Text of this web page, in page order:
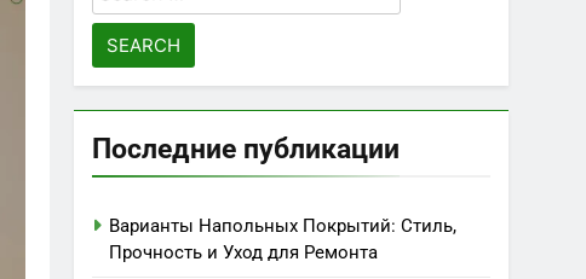
for:
Последние публикации
Варианты Напольных Покрытий: Стиль,
Прочность и Уход для Ремонта